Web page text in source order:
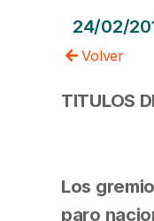
24/02/
Volver
TITULOS
Los
paro